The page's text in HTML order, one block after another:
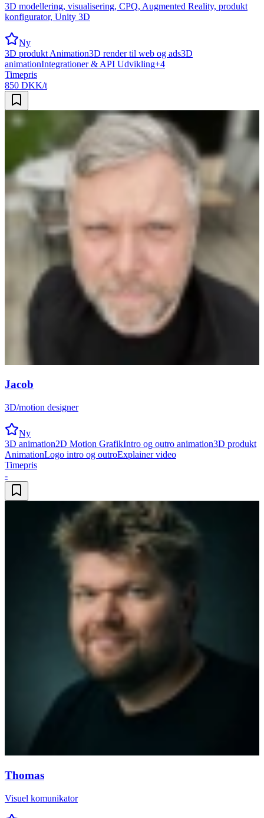
3D modellering, visualisering, CPQ, Augmented Reality, produkt
konfigurator, Unity 3D
Ny
3D produkt Animation3D render til web og ads3D
animationIntegrationer & API Udvikling+4
Timepris
850 DKK/t
Jacob
3D/motion designer
Ny
3D animation2D Motion GrafikIntro og outro animation3D produkt
AnimationLogo intro og outroExplainer video
Timepris
-
Thomas
Visuel komunikator